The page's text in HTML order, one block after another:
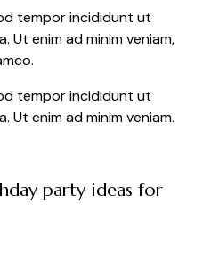
tempor incididunt ut
Ut enim ad minim veniam,
tempor incididunt ut
Ut enim ad minim veniam.
party ideas for